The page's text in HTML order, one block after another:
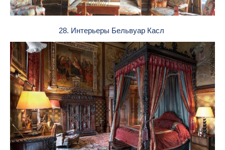
28. Интерьеры Бельвуар Касл